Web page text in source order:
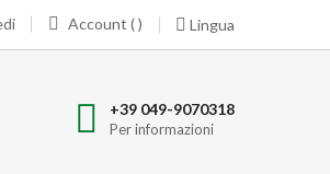
Lingua
Account ( )
+39 049-9070318
Per informazioni